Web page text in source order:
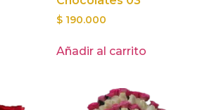
$ 190.000
Añadir al carrito